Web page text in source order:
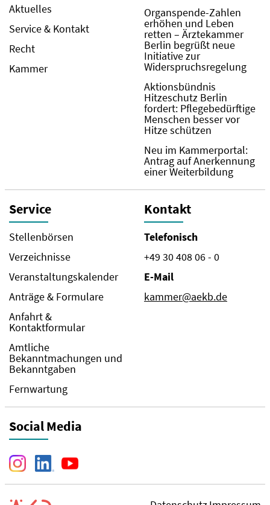
Aktuelles
Service & Kontakt
Recht
Kammer
Organspende-Zahlen
erhöhen und Leben
retten – Ärztekammer
Berlin begrüßt neue
Initiative zur
Widerspruchsregelung
Aktionsbündnis
Hitzeschutz Berlin
fordert: Pflegebedürftige
Menschen besser vor
Hitze schützen
Neu im Kammerportal:
Antrag auf Anerkennung
einer Weiterbildung
Service
Stellenbörsen
Verzeichnisse
Veranstaltungskalender
Anträge & Formulare
Anfahrt &
Kontaktformular
Amtliche
Bekanntmachungen und
Bekanntgaben
Fernwartung
Kontakt
Telefonisch
+49 30 408 06 - 0
E-Mail
kammer@aekb.de
Social Media